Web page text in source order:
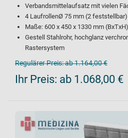
Verbandsmittelaufsatz mit vielen
4 LaufrollenØ 75 mm (2 feststellbar)
Maße: 600 x 450 x 1330 mm (BxTxH)
Gestell Stahlrohr, hochglanz
Rastersystem
Regulärer Preis:ab 1.164,00 €
Ihr Preis: ab 1.068,00 €